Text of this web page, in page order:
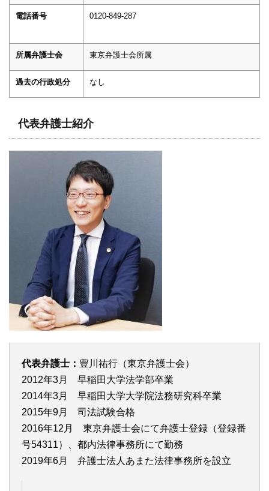
電話番号 0120-849-287
所属弁護士会 東京弁護士会所属
過去の行政処分 なし
代表弁護士紹介
代表弁護士： 豊川祐行（東京弁護士会）
2012年3月 早稲田大学法学部卒業
2014年3月 早稲田大学大学院法務研究科卒業
2015年9月 司法試験合格
2016年12月 東京弁護士会にて弁護士登録（登録番
号54311）、都内法律事務所にて勤務
2019年6月 弁護士法人あまた法律事務所を設立